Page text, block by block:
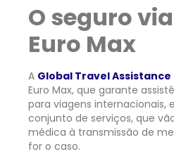
O seguro
Euro Max
A Global Travel Assistance
Euro Max, que garante
para viagens internacionais,
conjunto de serviços, que
médica à transmissão de
for o caso.